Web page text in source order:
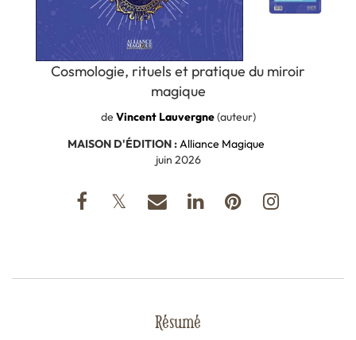
Cosmologie, rituels et pratique du miroir
magique
de Vincent Lauvergne(auteur)
MAISON D'ÉDITION :Alliance Magique
juin 2026
Résumé